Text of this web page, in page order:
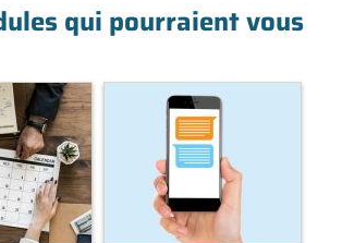
qui pourraient vous